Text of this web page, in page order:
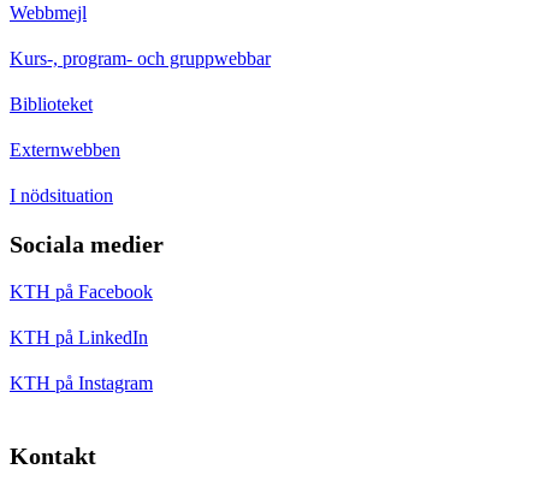
Webbmejl
Kurs-, program- och gruppwebbar
Biblioteket
Externwebben
I nödsituation
Sociala medier
KTH på Facebook
KTH på LinkedIn
KTH på Instagram
Kontakt